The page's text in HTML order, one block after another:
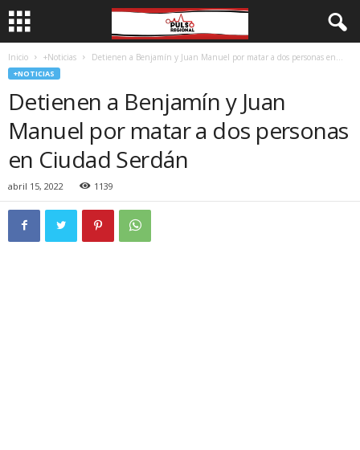
Inicio +Noticias Detienen a Benjamín y Juan Manuel por matar a dos personas en...
+NOTICIAS
Detienen a Benjamín y Juan
Manuel por matar a dos personas
en Ciudad Serdán
abril 15, 2022 1139